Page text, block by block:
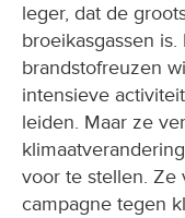
leger, dat de
broeikasgassen
brandstofreuzen
intensieve
leiden. Maar ze
voor te stellen. Ze
campagne tegen